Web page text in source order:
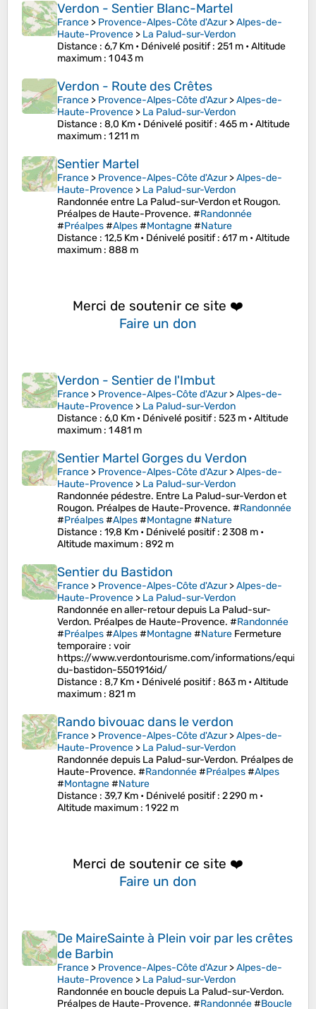
Verdon - Sentier Blanc-Martel
France > Provence-Alpes-Côte d'Azur>Alpes-de-
Haute-Provence > La Palud-sur-Verdon
Distance : 6,7 Km • Dénivelé positif: 251 m •Altitude
maximum : 1 043 m
Verdon - Route des Crêtes
France > Provence-Alpes-Côte d'Azur>Alpes-de-
Haute-Provence > La Palud-sur-Verdon
Distance : 8,0 Km • Dénivelé positif: 465 m •Altitude
maximum : 1 211 m
Sentier Martel
France > Provence-Alpes-Côte d'Azur>Alpes-de-
Haute-Provence > La Palud-sur-Verdon
Randonnée entre La Palud-sur-Verdon et Rougon.
Préalpes de Haute-Provence. #Randonnée
#Préalpes#Alpes#Montagne#Nature
Distance : 12,5 Km • Dénivelé positif: 617 m •Altitude
maximum : 888 m
Merci de soutenir ce site ❤️
Faire un don
Verdon - Sentier de l'Imbut
France > Provence-Alpes-Côte d'Azur>Alpes-de-
Haute-Provence > La Palud-sur-Verdon
Distance : 6,0 Km • Dénivelé positif: 523 m •Altitude
maximum : 1 481 m
Sentier Martel Gorges du Verdon
France > Provence-Alpes-Côte d'Azur>Alpes-de-
Haute-Provence > La Palud-sur-Verdon
Randonnée pédestre. Entre La Palud-sur-Verdon et
Rougon. Préalpes de Haute-Provence. #Randonnée
#Préalpes#Alpes#Montagne#Nature
Distance : 19,8 Km • Dénivelé positif: 2 308 m •
Altitude maximum : 892 m
Sentier du Bastidon
France > Provence-Alpes-Côte d'Azur>Alpes-de-
Haute-Provence > La Palud-sur-Verdon
Randonnée en aller-retour depuis La Palud-sur-
Verdon. Préalpes de Haute-Provence. #Randonnée
#Préalpes#Alpes#Montagne#Nature Fermeture
temporaire : voir
https://www.verdontourisme.com/informations/
du-bastidon-5501916id/
Distance : 8,7 Km • Dénivelé positif: 863 m •Altitude
maximum : 821 m
Rando bivouac dans le verdon
France > Provence-Alpes-Côte d'Azur>Alpes-de-
Haute-Provence > La Palud-sur-Verdon
Randonnée depuis La Palud-sur-Verdon. Préalpes de
Haute-Provence. #Randonnée#Préalpes#Alpes
#Montagne#Nature
Distance : 39,7 Km • Dénivelé positif: 2 290 m •
Altitude maximum : 1 922 m
Merci de soutenir ce site ❤️
Faire un don
De MaireSainte à Plein voir par les crêtes
de Barbin
France > Provence-Alpes-Côte d'Azur>Alpes-de-
Haute-Provence > La Palud-sur-Verdon
Randonnée en boucle depuis La Palud-sur-Verdon.
Préalpes de Haute-Provence. #Randonnée#Boucle